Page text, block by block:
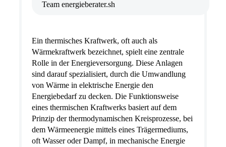
Team energieberater.sh
Ein thermisches Kraftwerk, oft auch als
Wärmekraftwerk bezeichnet, spielt eine zentrale
Rolle in der Energieversorgung. Diese Anlagen
sind darauf spezialisiert, durch die Umwandlung
von Wärme in elektrische Energie den
Energiebedarf zu decken. Die Funktionsweise
eines thermischen Kraftwerks basiert auf dem
Prinzip der thermodynamischen Kreisprozesse, bei
dem Wärmeenergie mittels eines Trägermediums,
oft Wasser oder Dampf, in mechanische Energie